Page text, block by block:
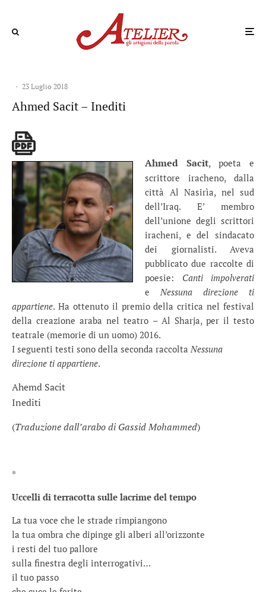
· 23 Luglio 2018
Ahmed Sacit – Inediti
Ahmed Sacit, poeta e
scrittore iracheno, dalla
città Al Nasirìa, nel sud
dell’Iraq. E’ membro
dell’unione degli scrittori
iracheni, e del sindacato
dei giornalisti. Aveva
pubblicato due raccolte di
poesie: Canti impolverati
eNessuna direzione ti
appartiene. Ha ottenuto il premio della critica nel festival
della creazione araba nel teatro – Al Sharja, per il testo
teatrale (memorie di un uomo) 2016.
I seguenti testi sono della seconda raccoltaNessuna
direzione ti appartiene.
Ahemd Sacit
Inediti
(Traduzione dall’arabo di Gassid Mohammed)
*
Uccelli di terracotta sulle lacrime del tempo
La tua voce che le strade rimpiangono
la tua ombra che dipinge gli alberi all’orizzonte
i resti del tuo pallore
sulla finestra degli interrogativi…
il tuo passo